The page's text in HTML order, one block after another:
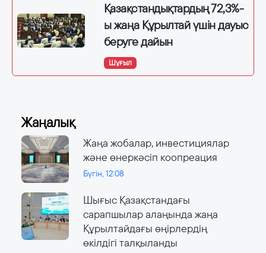
Қазақстандықтардың 72,3%-
ы жаңа Құрылтай үшін дауыс
беруге дайын
Шұғыл
Жаңалық
Жаңа жобалар, инвестициялар
және өнеркәсіп коопреация
Бүгін, 12:08
Шығыс Қазақстандағы
сарапшылар алаңында жаңа
Құрылтайдағы өңірлердің
өкілдігі талқыланды